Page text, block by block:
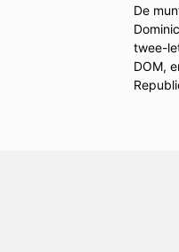
De
twee-
DOM,